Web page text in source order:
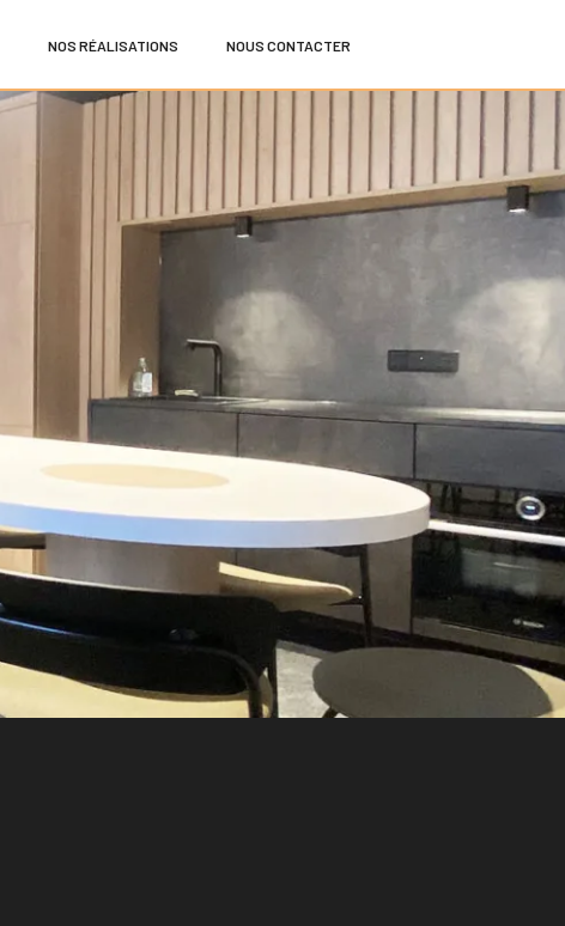
NOS RÉALISATIONS NOUS CONTACTER